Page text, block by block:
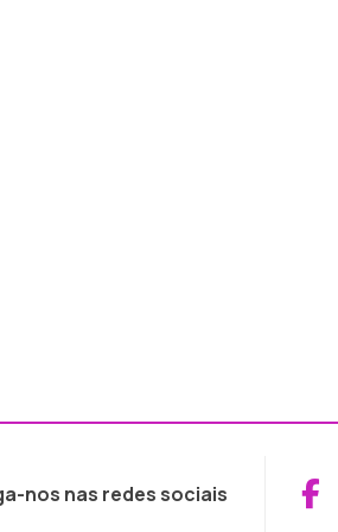
nos nas redes sociais